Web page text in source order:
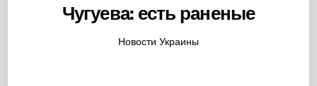
Чугуева: есть раненые
Новости Украины